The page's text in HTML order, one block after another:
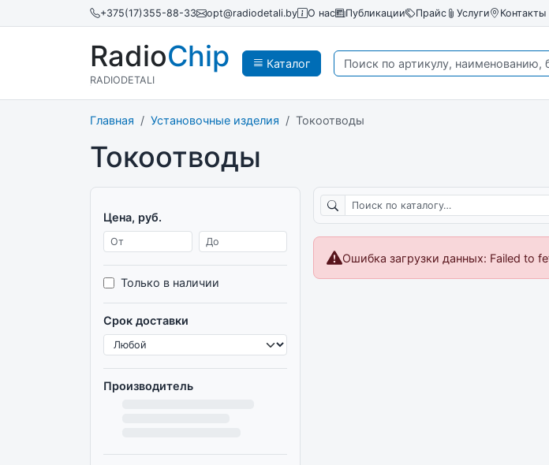
+375(17)355-88-33 opt@radiodetali.by О нас Публикации Прайс Услуги Контакты
Каталог
RadioChip
RADIODETALI
Главная Установочные изделия Токоотводы
Токоотводы
Цена, руб.
Цена от
Цена до
Только в наличии
Срок доставки
Производитель
Поиск по каталогу
Ошибка загрузки данных: Failed to